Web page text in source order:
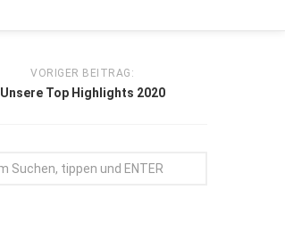
VORIGER BEITRAG:
Unsere Top Highlights 2020